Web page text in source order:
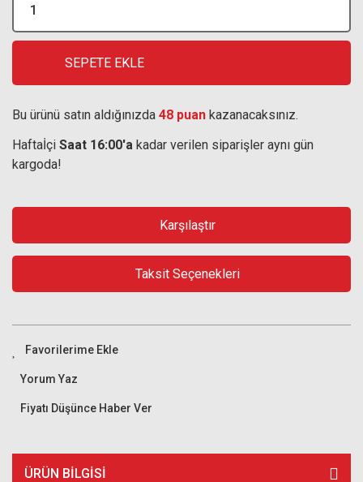
SEPETE EKLE
Bu ürünü satın aldığınızda 48 puan kazanacaksınız.
Haftaİçi Saat 16:00'a kadar verilen siparişler aynı gün
kargoda!
Karşılaştır
Taksit Seçenekleri
Yorum Yaz
Fiyatı Düşünce Haber Ver
ÜRÜN BILGISI